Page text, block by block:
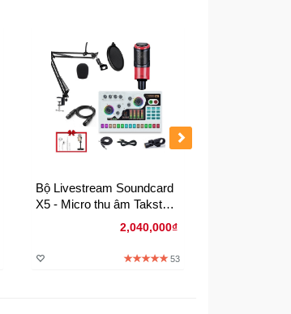
Bộ Livestream Soundcard
X5 - Micro thu âm Takstar
2,040,000₫
53